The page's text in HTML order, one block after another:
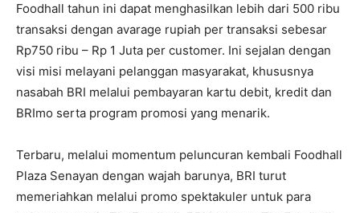
Foodhall tahun ini dapat menghasilkan lebih dari 500 ribu
transaksi dengan avarage rupiah per transaksi sebesar
Rp750 ribu – Rp 1 Juta per customer. Ini sejalan dengan
visi misi melayani pelanggan masyarakat, khususnya
nasabah BRI melalui pembayaran kartu debit, kredit dan
BRImo serta program promosi yang menarik.
Terbaru, melalui momentum peluncuran kembali Foodhall
Plaza Senayan dengan wajah barunya, BRI turut
memeriahkan melalui promo spektakuler untuk para